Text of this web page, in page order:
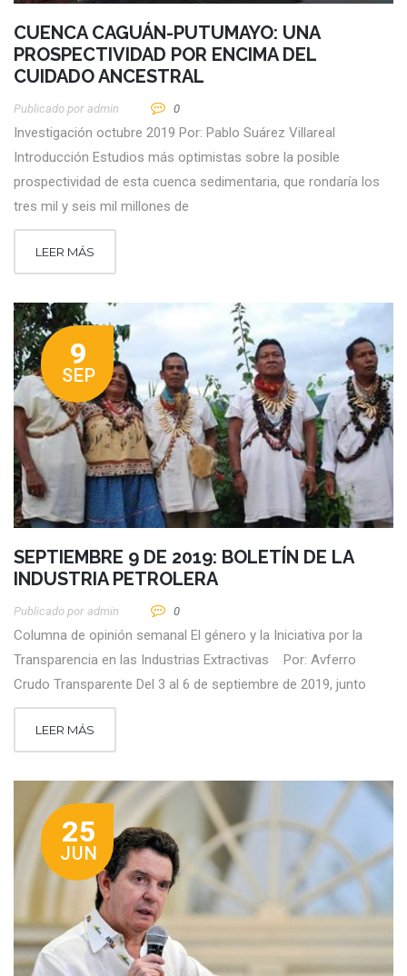
CUENCA CAGUÁN-PUTUMAYO: UNA
PROSPECTIVIDAD POR ENCIMA DEL
CUIDADO ANCESTRAL
Publicado por Admin 0
Investigación octubre 2019 Por: Pablo Suárez Villareal
Introducción Estudios más optimistas sobre la posible
prospectividad de esta cuenca sedimentaria, que rondaría los
tres mil y seis mil millones de
LEER MÁS
9
SEP
SEPTIEMBRE 9 DE 2019: BOLETÍN DE LA
INDUSTRIA PETROLERA
Publicado por Admin 0
Columna de opinión semanal El género y la Iniciativa por la
Transparencia en las Industrias Extractivas Por: Avferro
Crudo Transparente Del 3 al 6 de septiembre de 2019, junto
LEER MÁS
25
JUN